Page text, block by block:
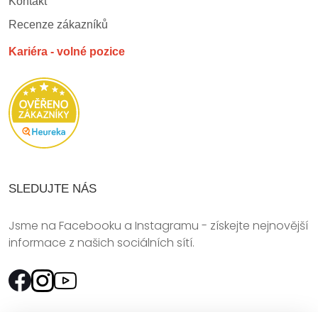
Recenze zákazníků
Kariéra - volné pozice
SLEDUJTE NÁS
Jsme na Facebooku a Instagramu - získejte nejnovější
informace z našich sociálních sítí.